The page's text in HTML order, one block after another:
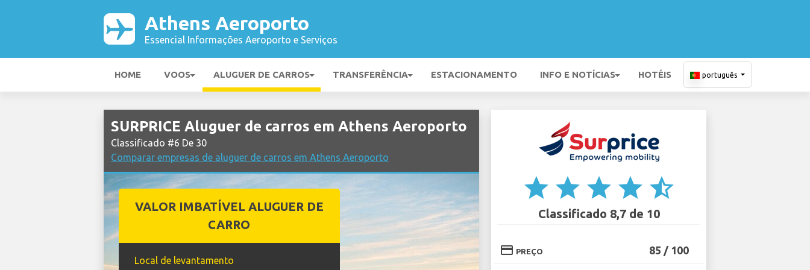
Athens Aeroporto
Essencial Informações Aeroporto e Serviços
HOME VOOS ALUGUER DE CARROS TRANSFERÊNCIA ESTACIONAMENTO INFO E NOTÍCIAS HOTÉIS português
SURPRICE Aluguer de carros em Athens Aeroporto
Classificado #6 De 30
Comparar empresas de aluguer de carros em Athens Aeroporto
VALOR IMBATÍVEL ALUGUER DE
CARRO
Local de levantamento
star star star star star_half
Classificado 8,7 de 10
credit_card PREÇO 85 / 100